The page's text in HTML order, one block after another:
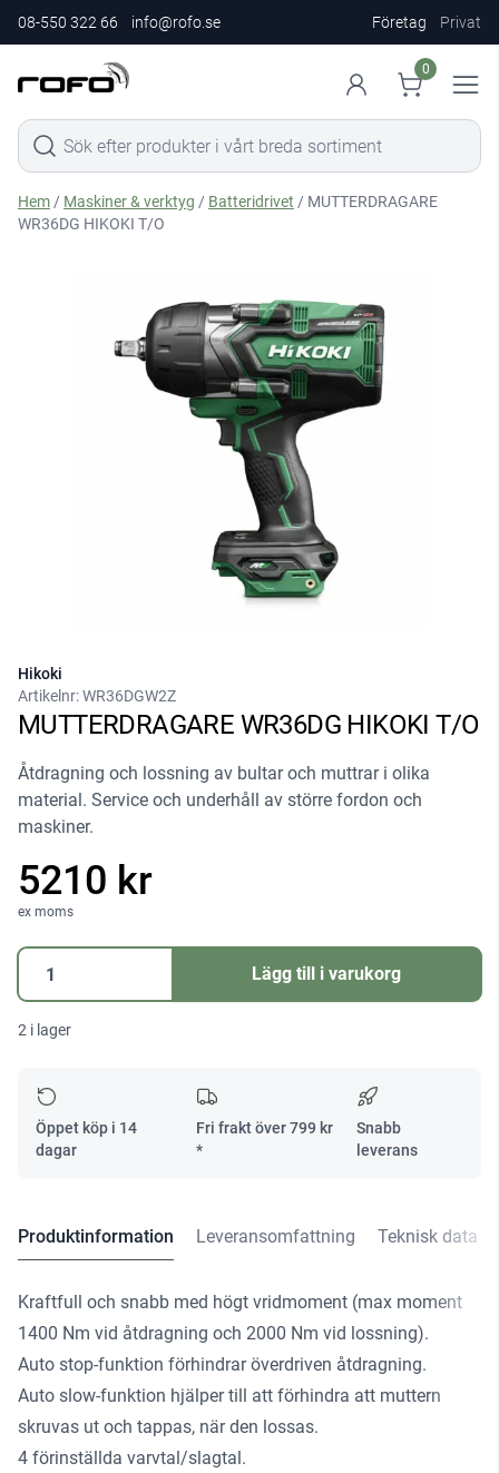
08-550 322 66 info@rofo.se Företag Privat
0
Hem / Maskiner & verktyg / Batteridrivet / MUTTERDRAGARE
WR36DG HIKOKI T/O
Hikoki
Artikelnr:WR36DGW2Z
MUTTERDRAGARE WR36DG HIKOKI T/O
Åtdragning och lossning av bultar och muttrar i olika
material. Service och underhåll av större fordon och
maskiner.
5210 kr
ex moms
MUTTERDRAGARE
WR36DG
T/O
Lägg till i varukorg
2 i lager
Öppet köp i 14
dagar
Fri frakt över799 kr
*
Snabb
leverans
Produktinformation Leveransomfattning Teknisk data
Kraftfull och snabb med högt vridmoment (max moment
1400 Nm vid åtdragning och 2000 Nm vid lossning).
Auto stop-funktion förhindrar överdriven åtdragning.
Auto slow-funktion hjälper till att förhindra att muttern
skruvas ut och tappas, när den lossas.
4 förinställda varvtal/slagtal.